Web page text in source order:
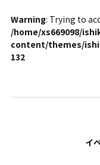
Warning: Trying to
/home/xs669098/
content/themes/
132
イ